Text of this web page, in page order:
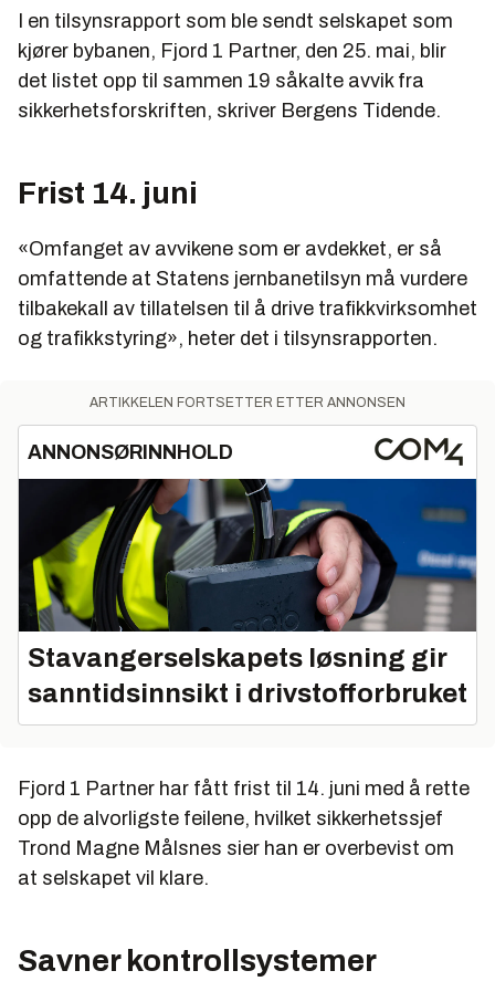
I en tilsynsrapport som ble sendt selskapet som
kjører bybanen, Fjord 1 Partner, den 25. mai, blir
det listet opp til sammen 19 såkalte avvik fra
sikkerhetsforskriften, skriver Bergens Tidende.
Frist 14. juni
«Omfanget av avvikene som er avdekket, er så
omfattende at Statens jernbanetilsyn må vurdere
tilbakekall av tillatelsen til å drive trafikkvirksomhet
og trafikkstyring», heter det i tilsynsrapporten.
ARTIKKELEN FORTSETTER ETTER ANNONSEN
ANNONSØRINNHOLD
Stavangerselskapets løsning gir
sanntidsinnsikt i drivstofforbruket
Fjord 1 Partner har fått frist til 14. juni med å rette
opp de alvorligste feilene, hvilket sikkerhetssjef
Trond Magne Målsnes sier han er overbevist om
at selskapet vil klare.
Savner kontrollsystemer